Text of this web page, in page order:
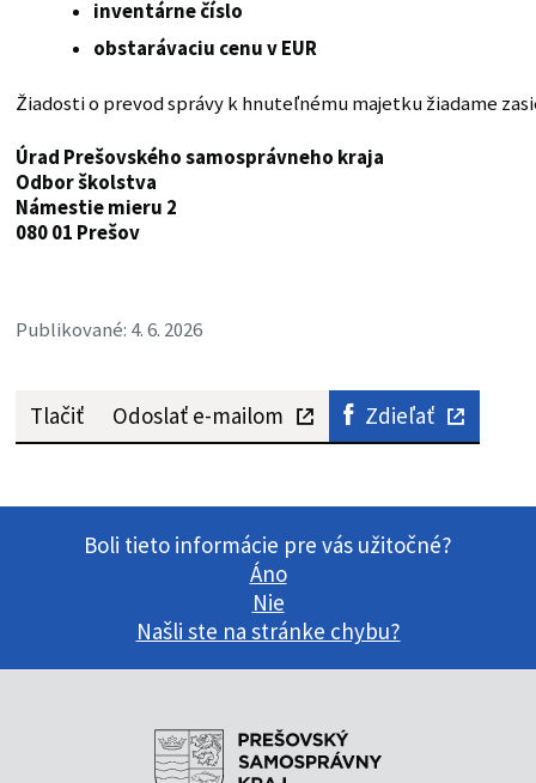
inventárne číslo
obstarávaciu cenu v EUR
Žiadosti o prevod správy k hnuteľnému majetku žiadame
Úrad Prešovského samosprávneho kraja
Odbor školstva
Námestie mieru 2
080 01 Prešov
Publikované: 4. 6. 2026
Tlačiť Odoslať e-mailom Zdieľať
Boli tieto informácie pre vás užitočné?
Áno
Nie
Našli ste na stránke chybu?